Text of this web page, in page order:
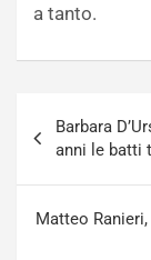
a tanto.
articoli
Barbara
anni le batti
Matteo